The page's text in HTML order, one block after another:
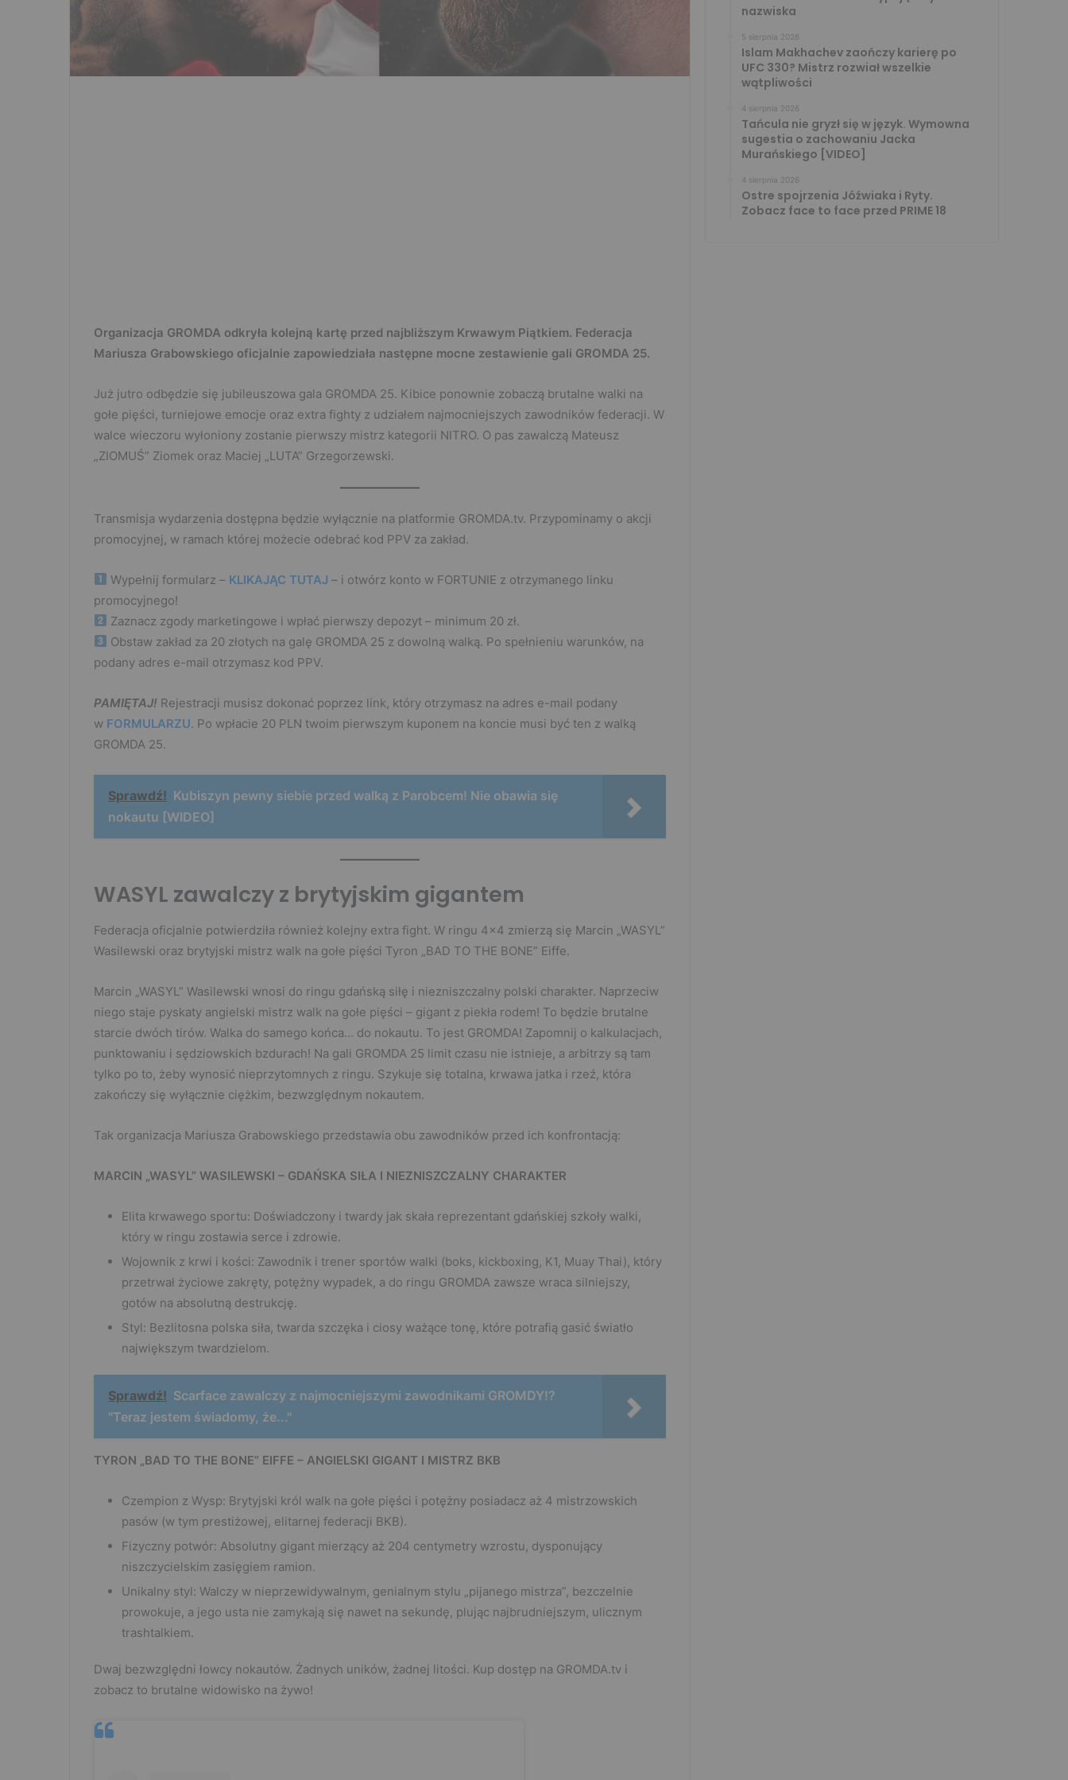
Organizacja GROMDA odkryła kolejną kartę przed najbliższym Krwawym Piątkiem. Federacja
Mariusza Grabowskiego oficjalnie zapowiedziała następne mocne zestawienie gali GROMDA 25.
Już jutro odbędzie się jubileuszowa gala GROMDA 25. Kibice ponownie zobaczą brutalne walki na
gołe pięści, turniejowe emocje oraz extra fighty z udziałem najmocniejszych zawodników federacji. W
walce wieczoru wyłoniony zostanie pierwszy mistrz kategorii NITRO. O pas zawalczą Mateusz
„ZIOMUŚ” Ziomek oraz Maciej „LUTA” Grzegorzewski.
Transmisja wydarzenia dostępna będzie wyłącznie na platformie GROMDA.tv. Przypominamy o akcji
promocyjnej, w ramach której możecie odebrać kod PPV za zakład.
Wypełnij formularz – KLIKAJĄC TUTAJ – i otwórz konto w FORTUNIE z otrzymanego linku
promocyjnego!
Zaznacz zgody marketingowe i wpłać pierwszy depozyt – minimum 20 zł.
Obstaw zakład za 20 złotych na galę GROMDA 25 z dowolną walką. Po spełnieniu warunków, na
podany adres e-mail otrzymasz kod PPV.
PAMIĘTAJ! Rejestracji musisz dokonać poprzez link, który otrzymasz na adres e-mail podany
w FORMULARZU. Po wpłacie 20 PLN twoim pierwszym kuponem na koncie musi być ten z walką
GROMDA 25.
Sprawdź! Kubiszyn pewny siebie przed walką z Parobcem! Nie obawia się
nokautu [WIDEO]
WASYL zawalczy z brytyjskim gigantem
Federacja oficjalnie potwierdziła również kolejny extra fight. W ringu 4×4 zmierzą się Marcin „WASYL”
Wasilewski oraz brytyjski mistrz walk na gołe pięści Tyron „BAD TO THE BONE” Eiffe.
Marcin „WASYL” Wasilewski wnosi do ringu gdańską siłę i niezniszczalny polski charakter. Naprzeciw
niego staje pyskaty angielski mistrz walk na gołe pięści – gigant z piekła rodem! To będzie brutalne
starcie dwóch tirów. Walka do samego końca… do nokautu. To jest GROMDA! Zapomnij o kalkulacjach,
punktowaniu i sędziowskich bzdurach! Na gali GROMDA 25 limit czasu nie istnieje, a arbitrzy są tam
tylko po to, żeby wynosić nieprzytomnych z ringu. Szykuje się totalna, krwawa jatka i rzeź, która
zakończy się wyłącznie ciężkim, bezwzględnym nokautem.
Tak organizacja Mariusza Grabowskiego przedstawia obu zawodników przed ich konfrontacją:
MARCIN „WASYL” WASILEWSKI – GDAŃSKA SIŁA I NIEZNISZCZALNY CHARAKTER
Elita krwawego sportu: Doświadczony i twardy jak skała reprezentant gdańskiej szkoły walki,
który w ringu zostawia serce i zdrowie.
Wojownik z krwi i kości: Zawodnik i trener sportów walki (boks, kickboxing, K1, Muay Thai), który
przetrwał życiowe zakręty, potężny wypadek, a do ringu GROMDA zawsze wraca silniejszy,
gotów na absolutną destrukcję.
Styl: Bezlitosna polska siła, twarda szczęka i ciosy ważące tonę, które potrafią gasić światło
największym twardzielom.
Sprawdź! Scarface zawalczy z najmocniejszymi zawodnikami GROMDY!?
"Teraz jestem świadomy, że..."
TYRON „BAD TO THE BONE” EIFFE – ANGIELSKI GIGANT I MISTRZ BKB
Czempion z Wysp: Brytyjski król walk na gołe pięści i potężny posiadacz aż 4 mistrzowskich
pasów (w tym prestiżowej, elitarnej federacji BKB).
Fizyczny potwór: Absolutny gigant mierzący aż 204 centymetry wzrostu, dysponujący
niszczycielskim zasięgiem ramion.
Unikalny styl: Walczy w nieprzewidywalnym, genialnym stylu „pijanego mistrza”, bezczelnie
prowokuje, a jego usta nie zamykają się nawet na sekundę, plując najbrudniejszym, ulicznym
trashtalkiem.
Dwaj bezwzględni łowcy nokautów. Żadnych uników, żadnej litości. Kup dostęp na GROMDA.tv i
zobacz to brutalne widowisko na żywo!
nazwiska
5 sierpnia 2026
Islam Makhachev zaończy karierę po
UFC 330? Mistrz rozwiał wszelkie
wątpliwości
4 sierpnia 2026
Tańcula nie gryzł się w język. Wymowna
sugestia o zachowaniu Jacka
Murańskiego [VIDEO]
4 sierpnia 2026
Ostre spojrzenia Jóźwiaka i Ryty.
Zobacz face to face przed PRIME 18